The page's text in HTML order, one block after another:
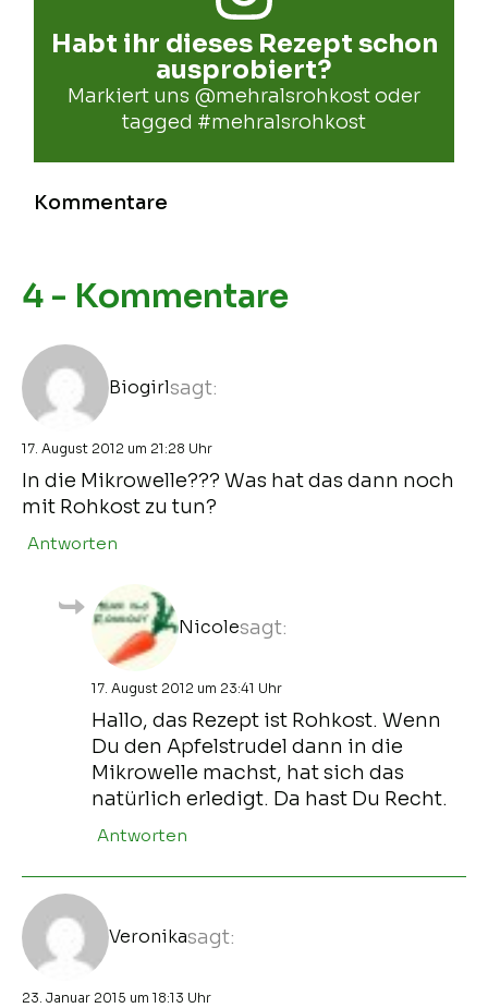
Habt ihr dieses Rezept schon
ausprobiert?
Markiert uns @mehralsrohkostoder
tagged #mehralsrohkost
Kommentare
4 - Kommentare
Biogirlsagt:
17. August 2012 um 21:28 Uhr
In die Mikrowelle??? Was hat das dann noch
mit Rohkost zu tun?
Antworten
Nicolesagt:
17. August 2012 um 23:41 Uhr
Hallo, das Rezept ist Rohkost. Wenn
Du den Apfelstrudel dann in die
Mikrowelle machst, hat sich das
natürlich erledigt. Da hast Du Recht.
Antworten
Veronikasagt:
23. Januar 2015 um 18:13 Uhr